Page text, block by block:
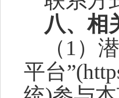
八、相
（ 1）
平台